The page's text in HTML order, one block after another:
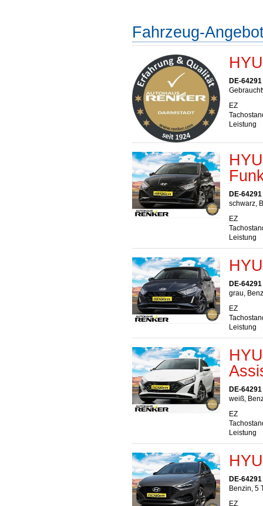
Fahrzeug-
DE-
EZ
Leistung
DE-
schwarz,
EZ
Leistung
DE-
grau,
EZ
Leistung
DE-
weiß,
EZ
Leistung
DE-
Benzin, 5
EZ